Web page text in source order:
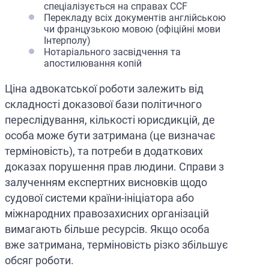
спеціалізується на справах CCF
Перекладу всіх документів англійською
чи французькою мовою (офіційні мови
Інтерполу)
Нотаріального засвідчення та
апостилювання копій
Ціна адвокатської роботи залежить від
складності доказової бази політичного
переслідування, кількості юрисдикцій, де
особа може бути затримана (це визначає
терміновість), та потреби в додаткових
доказах порушення прав людини. Справи з
залученням експертних висновків щодо
судової системи країни-ініціатора або
міжнародних правозахисних організацій
вимагають більше ресурсів. Якщо особа
вже затримана, терміновість різко збільшує
обсяг роботи.